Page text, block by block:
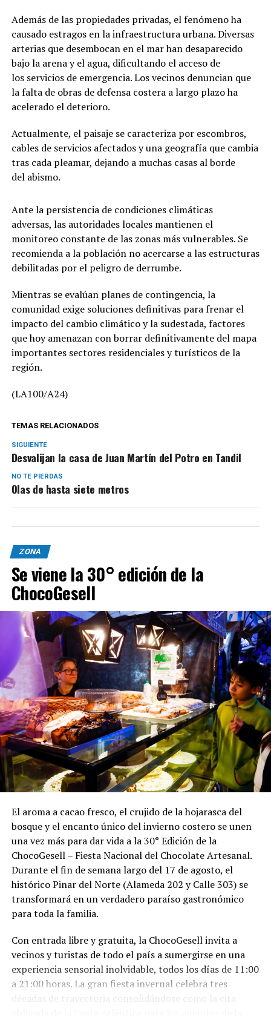
Además de las propiedades privadas, el fenómeno ha
causado estragos en la infraestructura urbana. Diversas
arterias que desembocan en el mar han desaparecido
bajo la arena y el agua, dificultando el acceso de
los servicios de emergencia. Los vecinos denuncian que
la falta de obras de defensa costera a largo plazo ha
acelerado el deterioro.
Actualmente, el paisaje se caracteriza por escombros,
cables de servicios afectados y una geografía que cambia
tras cada pleamar, dejando a muchas casas al borde
del abismo.
Ante la persistencia de condiciones climáticas
adversas, las autoridades locales mantienen el
monitoreo constante de las zonas más vulnerables. Se
recomienda a la población no acercarse a las estructuras
debilitadas por el peligro de derrumbe.
Mientras se evalúan planes de contingencia, la
comunidad exige soluciones definitivas para frenar el
impacto del cambio climático y la sudestada, factores
que hoy amenazan con borrar definitivamente del mapa
importantes sectores residenciales y turísticos de la
región.
(LA100/A24)
TEMAS RELACIONADOS
SIGUIENTE
Desvalijan la casa de Juan Martín del Potro en Tandil
NO TE PIERDAS
Olas de hasta siete metros
ZONA
Se viene la 30° edición de la
ChocoGesell
El aroma a cacao fresco, el crujido de la hojarasca del
bosque y el encanto único del invierno costero se unen
una vez más para dar vida a la 30° Edición de la
ChocoGesell – Fiesta Nacional del Chocolate Artesanal.
Durante el fin de semana largo del 17 de agosto, el
histórico Pinar del Norte (Alameda 202 y Calle 303) se
transformará en un verdadero paraíso gastronómico
para toda la familia.
Con entrada libre y gratuita, la ChocoGesell invita a
vecinos y turistas de todo el país a sumergirse en una
experiencia sensorial inolvidable, todos los días de 11:00
a 21:00 horas. La gran fiesta invernal celebra tres
décadas de trayectoria consolidándose como la cita